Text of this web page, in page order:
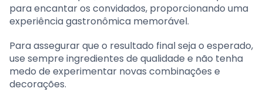
para encantar os convidados, proporcionando uma
experiência gastronômica memorável.
Para assegurar que o resultado final seja o esperado,
use sempre ingredientes de qualidade e não tenha
medo de experimentar novas combinações e
decorações.